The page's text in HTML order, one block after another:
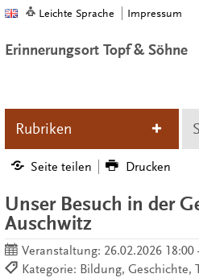
Leichte Sprache Impressum
Erinnerungsort Topf & Söhne
Rubriken
Seite teilen Drucken
Unser Besuch in der
Auschwitz
Veranstaltung: 26.02.2026 18:00
Kategorie: Bildung, Geschichte,